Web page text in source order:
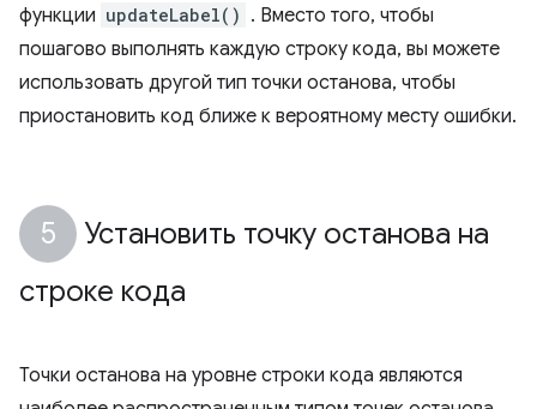
функции updateLabel() . Вместо того, чтобы
пошагово выполнять каждую строку кода, вы можете
использовать другой тип точки останова, чтобы
приостановить код ближе к вероятному месту ошибки.
Установить точку останова на
строке кода
Точки останова на уровне строки кода являются